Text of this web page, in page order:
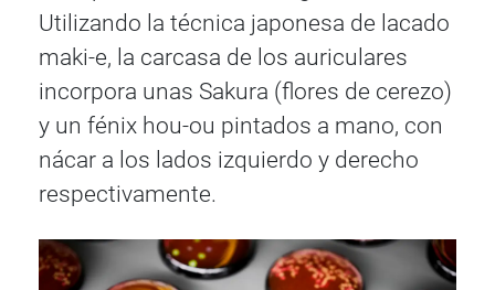
Utilizando la técnica japonesa de lacado
maki-e, la carcasa de los auriculares
incorpora unas Sakura (flores de cerezo)
y un fénix hou-ou pintados a mano, con
nácar a los lados izquierdo y derecho
respectivamente.